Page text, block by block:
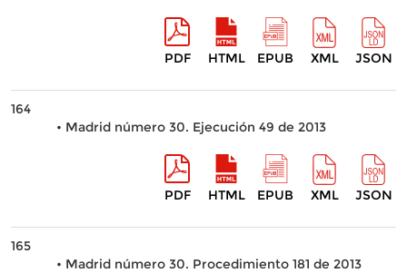
PDF HTML EPUB XML JSON
164
• Madrid número 30. Ejecución 49 de 2013
PDF HTML EPUB XML JSON
165
• Madrid número 30. Procedimiento 181 de 2013